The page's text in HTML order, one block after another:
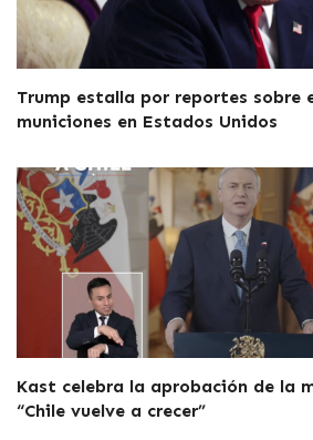
Trump estalla por reportes sobre
municiones en Estados Unidos
Kast celebra la aprobación de la
“Chile vuelve a crecer”